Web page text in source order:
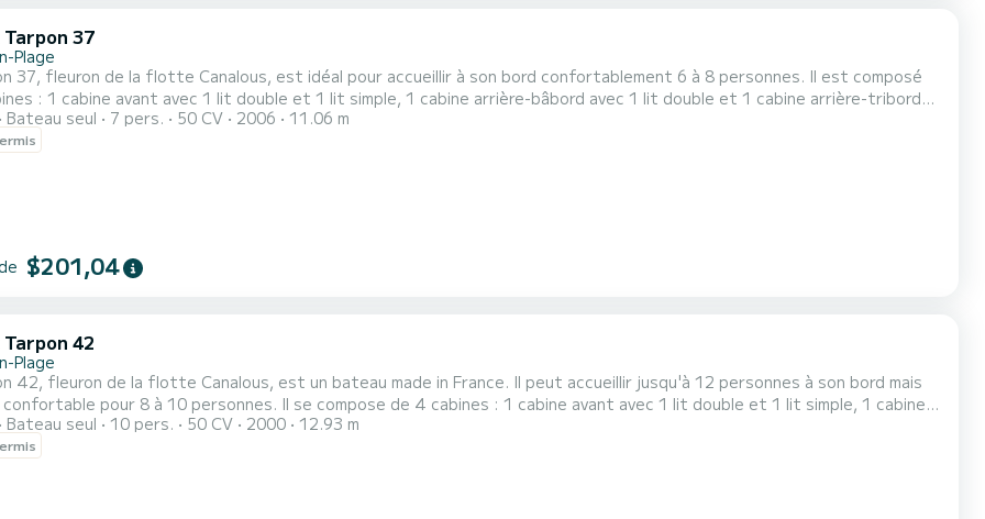
37
Plage
37, fleuron de la flotte Canalous, est idéal pour accueillir à son bord confortablement 6 à 8 personnes. Il est composé
: 1 cabine avant avec 1 lit double et 1 lit simple, 1 cabine arrière-bâbord avec 1 lit double et 1 cabine arrière-tribord
simples superposés. Le carré se transforme également en un lit double. Ce bateau habitable est équipé d’un coin
sanitaires dont 2 douches, 3 lavabos et 2 WC, d’un salon de pont extérieur, d’un double poste de pi...
Bateau seul 7 pers. 50 CV 2006 11.06 m
$201,04
42
Plage
42, fleuron de la flotte Canalous, est un bateau made in France. Il peut accueillir jusqu'à 12 personnes à son bord mais
à 10 personnes. Il se compose de 4 cabines : 1 cabine avant avec 1 lit double et 1 lit simple, 1 cabine
1 lit double, 1 cabine arrière bâbord double et 1 cabine arrière tribord avec 2 lits simples superposés et 1 lit simple
Bateau seul 10 pers. 50 CV 2000 12.93 m